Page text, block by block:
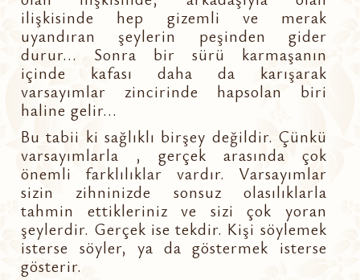
ilişkisinde hep gizemli ve merak
uyandıran şeylerin peşinden gider
durur... Sonra bir sürü karmaşanın
içinde kafası daha da karışarak
varsayımlar zincirinde hapsolan biri
haline gelir...
Bu tabii ki sağlıklı birşey değildir. Çünkü
varsayımlarla , gerçek arasında çok
önemli farklılıklar vardır. Varsayımlar
sizin zihninizde sonsuz olasılıklarla
tahmin ettikleriniz ve sizi çok yoran
şeylerdir. Gerçek ise tekdir. Kişi söylemek
isterse söyler, ya da göstermek isterse
gösterir.